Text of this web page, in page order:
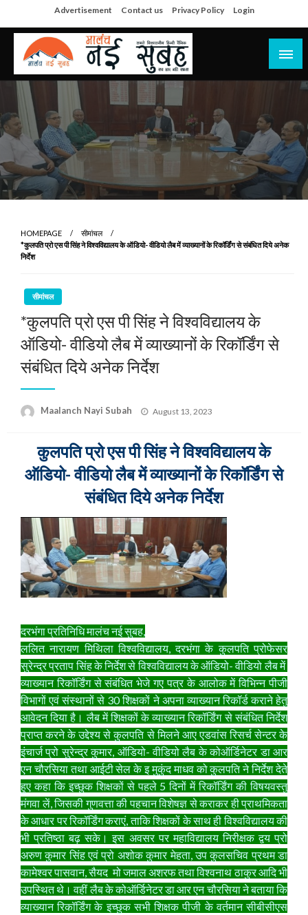
to
content
Advertisement Contact us Privacy Policy Login
मालंच नई सुबह
सच हार नही सकता
HOMEPAGE
सीमांचल
*कुलपति प्रो एस पी सिंह ने विश्वविद्यालय के ऑडियो- वीडियो लैब में व्याख्यानों के रिकॉर्डिंग से संबंधित दिये अनेक
निर्देश
सीमांचल
*कुलपति प्रो एस पी सिंह ने विश्वविद्यालय के
ऑडियो- वीडियो लैब में व्याख्यानों के रिकॉर्डिंग से
संबंधित दिये अनेक निर्देश
Maalanch Nayi Subah
Posted
August 13, 2023
कुलपति प्रो एस पी सिंह ने विश्वविद्यालय के
ऑडियो- वीडियो लैब में व्याख्यानों के रिकॉर्डिंग से
संबंधित दिये अनेक निर्देश
दरभंगा प्रतिनिधि मालंच नई सुबह,
ललित नारायण मिथिला विश्वविद्यालय, दरभंगा के कुलपति प्रोफेसर
सुरेन्द्र प्रताप सिंह के निर्देश से विश्वविद्यालय के ऑडियो- वीडियो लैब में
व्याख्यान रिकॉर्डिंग से संबंधित भेजे गए पत्र के आलोक में विभिन्न पीजी
विभागों एवं संस्थानों से 30 शिक्षकों ने अपना व्याख्यान रिकॉर्ड कराने हेतु
आवेदन दिया है। लैब में शिक्षकों के व्याख्यान रिकॉर्डिंग से संबंधित निर्देश
प्राप्त करने के उद्देश्य से कुलपति से मिलने आए एडवांस रिसर्च सेन्टर के
इंचार्ज प्रो सुरेन्द्र कुमार, ऑडियो- वीडियो लैब के कोऑर्डिनेटर डा आर
एन चौरसिया तथा आईटी सेल के इ मुकुंद माधव को कुलपति ने निर्देश देते
हुए कहा कि इच्छुक शिक्षकों से पहले 5 दिनों में रिकॉर्डिंग की विषयवस्तु
मंगवा लें, जिसकी गुणवत्ता की पहचान विशेषज्ञ से कराकर ही प्राथमिकता
के आधार पर रिकॉर्डिंग कराएं, ताकि शिक्षकों के साथ ही विश्वविद्यालय की
भी प्रतिष्ठा बढ़ सके। इस अवसर पर महाविद्यालय निरीक्षक द्वय प्रो
अरुण कुमार सिंह एवं प्रो अशोक कुमार मेहता, उप कुलसचिव प्रथम डा
कामेश्वर पासवान, सैयद मो जमाल अशरफ तथा विश्वनाथ ठाकुर आदि भी
उपस्थित थे। वहीं लैब के कोऑर्डिनेटर डा आर एन चौरसिया ने बताया कि
व्याख्यान रिकॉर्डिंग के इच्छुक सभी शिक्षक पीजी के वर्तमान सीबीसीएस